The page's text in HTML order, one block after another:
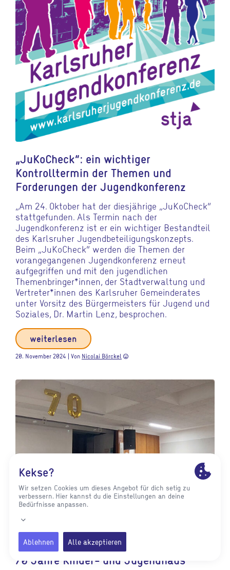
„JuKoCheck“: ein wichtiger
Kontrolltermin der Themen und
Forderungen der Jugendkonferenz
„Am 24. Oktober hat der diesjährige „JuKoCheck“
stattgefunden. Als Termin nach der
Jugendkonferenz ist er ein wichtiger Bestandteil
des Karlsruher Jugendbeteiligungskonzepts.
Beim „JuKoCheck“ werden die Themen der
vorangegangenen Jugendkonferenz erneut
aufgegriffen und mit den jugendlichen
Themenbringer*innen, der Stadtverwaltung und
Vertreter*innen des Karlsruher Gemeinderates
unter Vorsitz des Bürgermeisters für Jugend und
Soziales, Dr. Martin Lenz, besprochen.
weiterlesen
20. November 2024 | Von Nicolai Börckel sentiment_very_satisfied
70 Jahre Kinder- und Jugendhaus